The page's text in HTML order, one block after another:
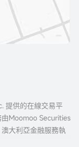
提供的在線交易平
Moomoo Securities
大利亞金融服務執